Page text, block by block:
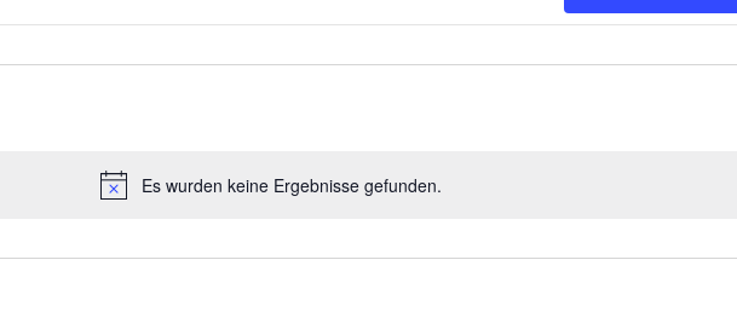
Hinweis
Es wurden keine Ergebnisse gefunden.